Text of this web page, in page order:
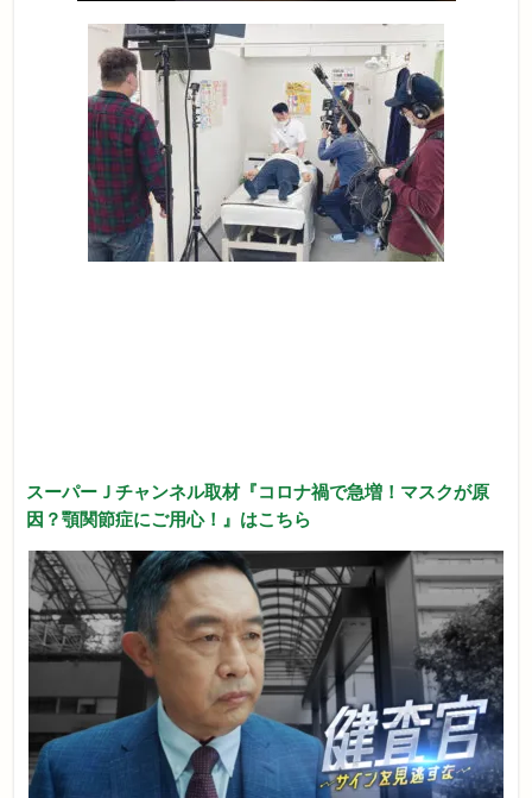
スーパーＪチャンネル取材『コロナ禍で急増！マスクが原
因？顎関節症にご用心！』はこちら